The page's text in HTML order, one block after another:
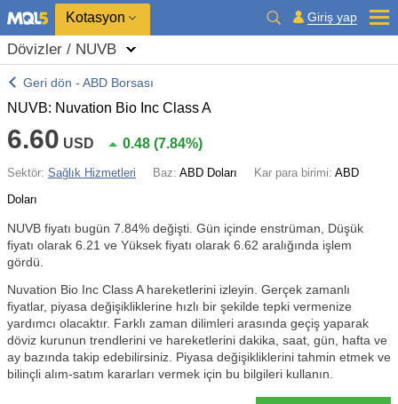
Kotasyon Giriş yap
Dövizler / NUVB
Geri dön - ABD Borsası
NUVB: Nuvation Bio Inc Class A
6.60 USD 0.48 (7.84%)
Sektör: Sağlık Hizmetleri Baz: ABD Doları Kar para birimi: ABD
Doları
NUVB fiyatı bugün 7.84% değişti. Gün içinde enstrüman, Düşük
fiyatı olarak 6.21 ve Yüksek fiyatı olarak 6.62 aralığında işlem
gördü.
Nuvation Bio Inc Class A hareketlerini izleyin. Gerçek zamanlı
fiyatlar, piyasa değişikliklerine hızlı bir şekilde tepki vermenize
yardımcı olacaktır. Farklı zaman dilimleri arasında geçiş yaparak
döviz kurunun trendlerini ve hareketlerini dakika, saat, gün, hafta ve
ay bazında takip edebilirsiniz. Piyasa değişikliklerini tahmin etmek ve
bilinçli alım-satım kararları vermek için bu bilgileri kullanın.